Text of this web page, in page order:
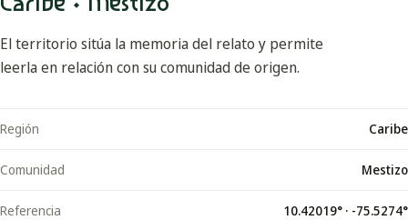
El territorio sitúa la memoria del relato y permite
leerla en relación con su comunidad de origen.
Región Caribe
Comunidad Mestizo
Referencia 10.42019° · -75.5274°